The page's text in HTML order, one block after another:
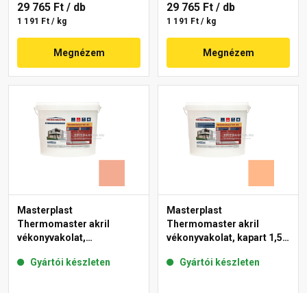
29 765 Ft / db
1 191 Ft / kg
Megnézem
29 765 Ft / db
1 191 Ft / kg
Megnézem
Masterplast
Thermomaster akril
vékonyvakolat,
16-C 25 kg
Gyártói készleten
Masterplast
Thermomaster akril
vékonyvakolat, kapart 1,5
Gyártói készleten